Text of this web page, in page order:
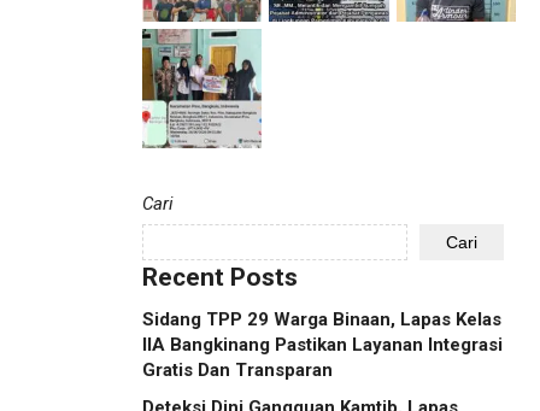
Cari
Cari
Recent Posts
Sidang TPP 29 Warga Binaan, Lapas Kelas
IIA Bangkinang Pastikan Layanan Integrasi
Gratis Dan Transparan